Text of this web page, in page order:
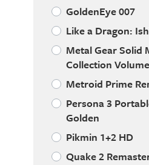
GoldenEye 007
Like a Dragon:
Metal Gear Solid
Collection
Metroid Prime
Persona 3
Golden
Pikmin 1+2 HD
Quake 2